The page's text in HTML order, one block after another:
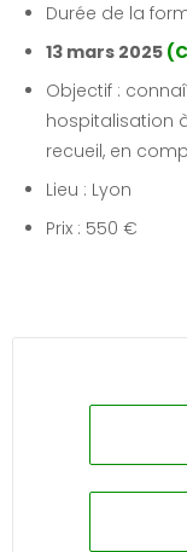
Durée de la
13 mars 2025
Objectif :
hospitalisation
recueil, en
Lieu : Lyon
Prix : 550 €